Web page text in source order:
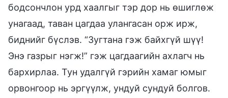
бодсончлон урд хаалгыг тэр дор нь өшиглөж
унагаад, таван цагдаа улангасан орж ирж,
биднийг бүслэв. “Зугтана гэж байхгүй шүү!
Энэ газрыг нэгж!” гэж цагдаагийн ахлагч нь
бархирлаа. Тун удалгүй гэрийн хамаг юмыг
орвонгоор нь эргүүлж, ундуй сундуй болгов.